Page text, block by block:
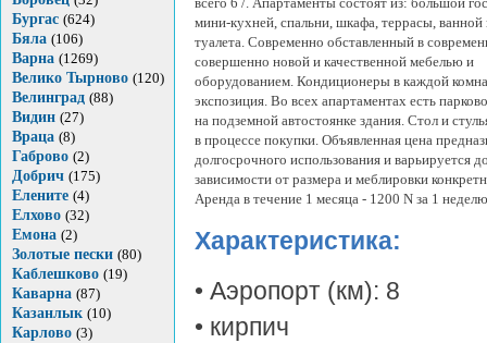
Бургас (624)
Бяла (106)
Варна (1269)
Велико Тырново (120)
Велинград (88)
Видин (27)
Враца (8)
Габрово (2)
Добрич (175)
Елените (4)
Елхово (32)
Емона (2)
Золотые пески (80)
Каблешково (19)
Каварна (87)
Казанлык (10)
Карлово (3)
мини-кухней, спальни, шкафа, террасы,
туалета. Современно обставленный в
совершенно новой и качественной мебелью и
оборудованием. Кондиционеры в каждой
экспозиция. Во всех апартаментах есть
на подземной автостоянке здания. Стол и
в процессе покупки. Объявленная цена
долгосрочного использования и варьируется
зависимости от размера и меблировки
Аренда в течение 1 месяца - 1200 N за 1
Характеристика:
• Аэропорт (км): 8
• кирпич